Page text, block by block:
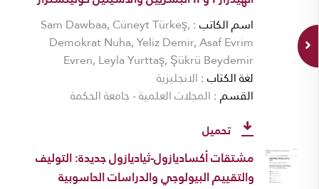
اسم الكاتب Sam Dawbaa, Cüneyt Türkeş,
Demokrat Nuha, Yeliz Demir, Asaf Evrim
Evren, Leyla Yurttaş, Şükrü Beydemir
لغة الكتاب الانجليزية
القسم المجلات العلمية - جامعة الحكمة
تحميل
مشتقات أكساديازول-ثياديازول جديدة: التوليف
والتقييم البيولوجي والدراسات الحاسوبية